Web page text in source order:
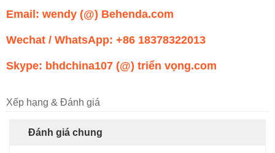
Email: wendy (@) Behenda.com
Wechat / WhatsApp: +86 18378322013
Skype: bhdchina107 (@) triển vọng.com
Xếp hạng & Đánh giá
Đánh giá chung